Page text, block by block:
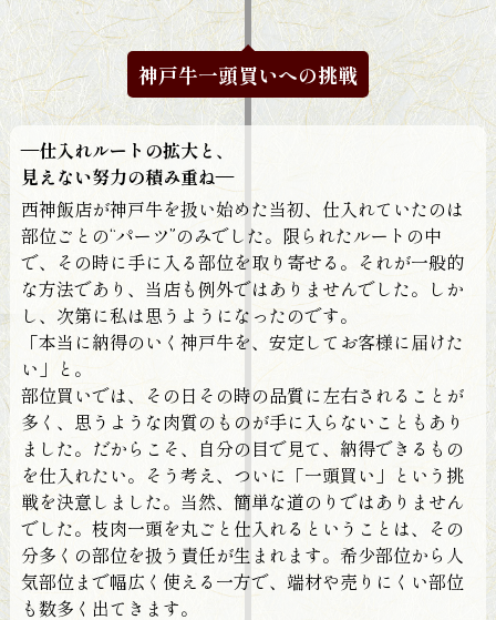
神戸牛一頭買いへの挑戦
—仕入れルートの拡大と、
見えない努力の積み重ね—
西神飯店が神戸牛を扱い始めた当初、仕入れていたのは
部位ごとの“パーツ”のみでした。限られたルートの中
で、その時に手に入る部位を取り寄せる。それが一般的
な方法であり、当店も例外ではありませんでした。しか
し、次第に私は思うようになったのです。
「本当に納得のいく神戸牛を、安定してお客様に届けた
い」と。
部位買いでは、その日その時の品質に左右されることが
多く、思うような肉質のものが手に入らないこともあり
ました。だからこそ、自分の目で見て、納得できるもの
を仕入れたい。そう考え、ついに「一頭買い」という挑
戦を決意しました。当然、簡単な道のりではありません
でした。枝肉一頭を丸ごと仕入れるということは、その
分多くの部位を扱う責任が生まれます。希少部位から人
気部位まで幅広く使える一方で、端材や売りにくい部位
も数多く出てきます。